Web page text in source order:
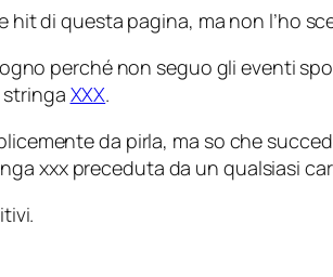
di questa pagina, ma non l’ho
perché non seguo gli eventi
stringa XXX.
da pirla, ma so che
xxxpreceduta da un qualsiasi